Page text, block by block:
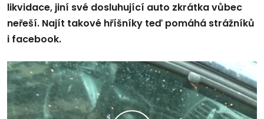
likvidace, jiní své dosluhující auto zkrátka vůbec
neřeší. Najít takové hříšníky teď pomáhá strážníků
i facebook.